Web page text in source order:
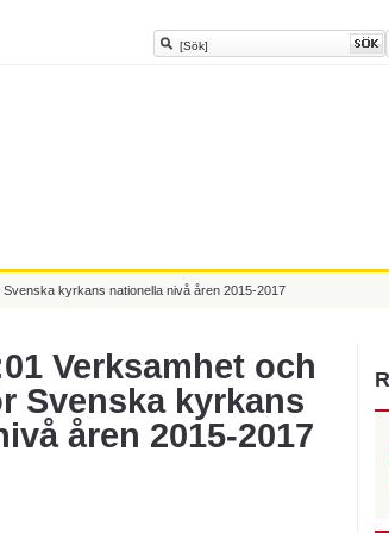
Verksamhet och
Svenska kyrkans
åren 2015-2017
kyrkans nationella nivå åren 2015-2017